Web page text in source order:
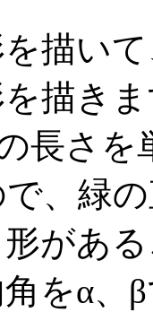
描い
描き
長さを
、緑
があ
をα、